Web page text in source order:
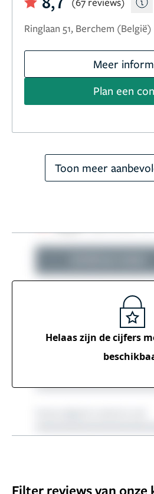
Ringlaan 51, Berchem (België)
Meer
Plan een
Toon meer
Helaas zijn de cijfers
Filter reviews van onze